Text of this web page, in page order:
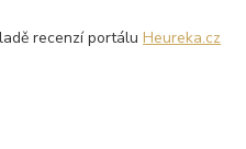
recenzí portáluHeureka.cz